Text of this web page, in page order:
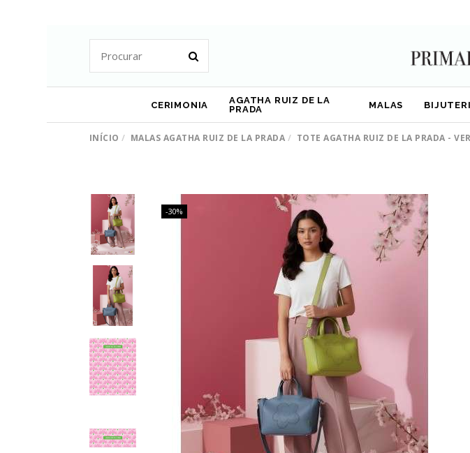
CERIMONIA
AGATHA RUIZ DE LA
PRADA
MALAS
INÍCIO MALAS AGATHA RUIZ DE LA PRADA TOTE AGATHA RUIZ DE LA PRADA -
-30%